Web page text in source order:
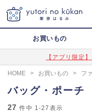
お買いもの
【アプリ限定
HOME > お買いもの > フ
バッグ・ポーチ
27 件中 1-27 表示